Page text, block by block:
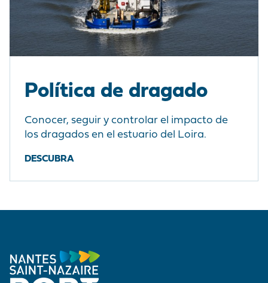
Política de dragado
Conocer, seguir y controlar el impacto de
los dragados en el estuario del Loira.
DESCUBRA